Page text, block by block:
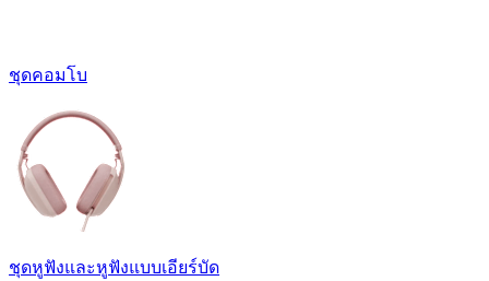
ชุดคอมโบ
ชุดหูฟังและหูฟังแบบเอียร์บัด